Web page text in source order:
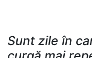
Sunt zile în